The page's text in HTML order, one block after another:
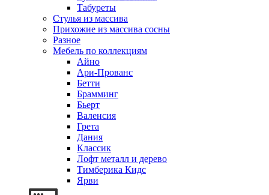
Табуреты
Стулья из массива
Прихожие из массива сосны
Разное
Мебель по коллекциям
Айно
Ари-Прованс
Бетти
Брамминг
Бьерт
Валенсия
Грета
Дания
Классик
Лофт металл и дерево
Тимберика Кидс
Ярви